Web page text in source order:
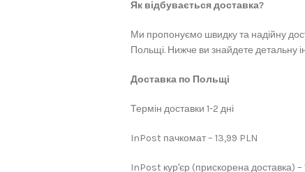
Як відбувається доставка?
Ми пропонуємо швидку та надійну
Польщі. Нижче ви знайдете детальну
Доставка по Польщі
Термін доставки 1-2 дні
InPost пачкомат – 13,99 PLN
InPost кур'єр (прискорена доставка) –